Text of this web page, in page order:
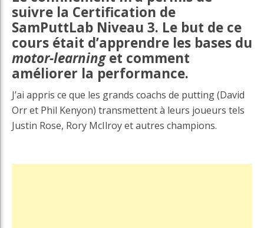
suivre la Certification de
SamPuttLab Niveau 3. Le but de ce
cours était d’apprendre les bases du
motor-learninget comment
améliorer la performance.
J’ai appris ce que les grands coachs de putting (David
Orr et Phil Kenyon) transmettent à leurs joueurs tels
Justin Rose, Rory McIlroy et autres champions.